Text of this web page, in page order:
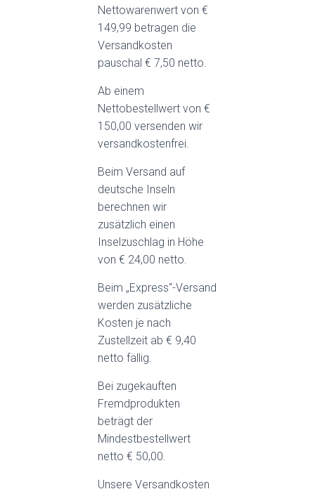
Nettowarenwert von €
149,99 betragen die
Versandkosten
pauschal € 7,50 netto.
Ab einem
Nettobestellwert von €
150,00 versenden wir
versandkostenfrei.
Beim Versand auf
deutsche Inseln
berechnen wir
zusätzlich einen
Inselzuschlag in Höhe
von € 24,00 netto.
Beim „Express“-Versand
werden zusätzliche
Kosten je nach
Zustellzeit ab € 9,40
netto fällig.
Bei zugekauften
Fremdprodukten
beträgt der
Mindestbestellwert
netto € 50,00.
Unsere Versandkosten